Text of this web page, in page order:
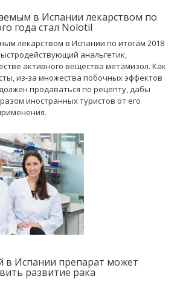
в Испании лекарством по
года стал Nolotil
лекарством в Испании по итогам 2018
анальгетик,
активного вещества метамизол. Как
из-за множества побочных эффектов
продаваться по рецепту, дабы
иностранных туристов от его
в Испании препарат может
развитие рака